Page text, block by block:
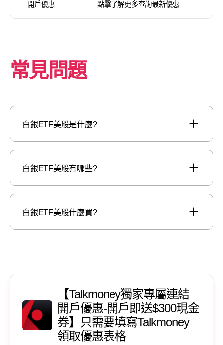
開戶優惠 點擊了解更多查詢最新優惠
常見問題
白銀ETF美股是什麼?
白銀ETF美股有哪些?
白銀ETF美股什麼買?
【Talkmoney獨家專屬連結
開戶優惠-開戶即送$300現金
券】只需要填寫Talkmoney
領取優惠表格